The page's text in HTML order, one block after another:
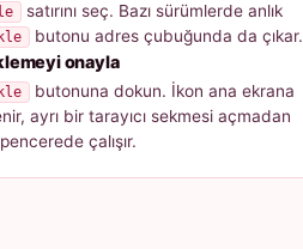
satırını seç. Bazı sürümlerde anlık
butonu adres çubuğunda da çıkar.
onayla
butonuna dokun. İkon ana ekrana
ayrı bir tarayıcı sekmesi açmadan
çalışır.